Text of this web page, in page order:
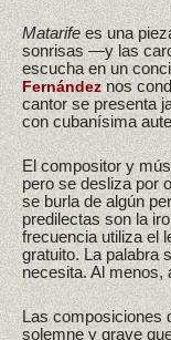
Matarifees una
sonrisas —y las
escucha en un
Fernándeznos
cantor se presenta
con cubanísima
El compositor y
pero se desliza por
se burla de algún
predilectas son la
frecuencia utiliza el
gratuito. La palabra
necesita. Al menos,
Las composiciones
solemne y grave